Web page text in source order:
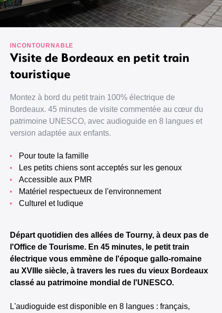
INCONTOURNABLE
Visite de Bordeaux en petit train
touristique
Montez à bord du petit train 100% électrique de
Bordeaux. 45 minutes de visite commentée au cœur du
patrimoine UNESCO, avec audioguide en 8 langues et
version adaptée aux enfants.
Pour toute la famille
Les petits chiens sont acceptés sur les genoux
Accessible aux PMR
Matériel respectueux de l'environnement
Culturel et ludique
Départ quotidien des allées de Tourny, à deux pas de
l'Office de Tourisme. En 45 minutes, le petit train
électrique vous emmène de l'époque gallo-romaine
au XVIIIe siècle, à travers les rues du vieux Bordeaux
classé au patrimoine mondial de l'UNESCO.
L'audioguide est disponible en 8 langues : français,